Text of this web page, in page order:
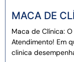
MACA DE
Maca de Clínica:
Atendimento! Em
clinica